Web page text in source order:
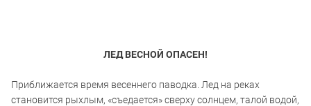
ЛЕД ВЕСНОЙ ОПАСЕН!
Приближается время весеннего паводка. Лед на реках
становится рыхлым, «съедается» сверху солнцем, талой водой,